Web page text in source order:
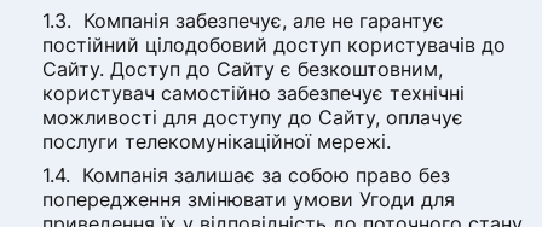
Компанія забезпечує, але не гарантує
постійний цілодобовий доступ користувачів до
Сайту. Доступ до Сайту є безкоштовним,
користувач самостійно забезпечує технічні
можливості для доступу до Сайту, оплачує
послуги телекомунікаційної мережі.
Компанія залишає за собою право без
попередження змінювати умови Угоди для